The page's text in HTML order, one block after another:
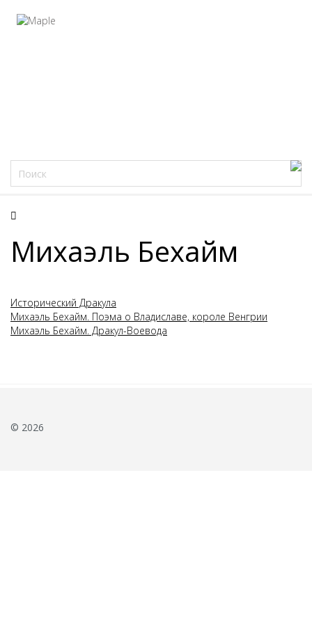
Михаэль Бехайм
Исторический Дракула
Михаэль Бехайм. Поэма о Владиславе, короле Венгрии
Михаэль Бехайм. Дракул-Воевода
© 2026